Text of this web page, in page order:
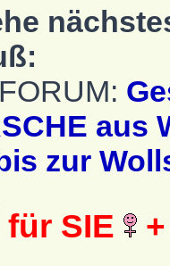
aus
zur
für SIE